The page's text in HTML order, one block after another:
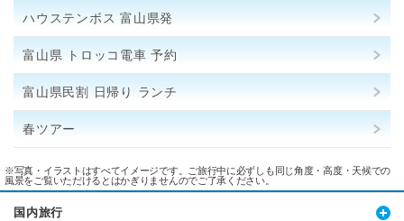
ハウステンボス 富山県発
富山県 トロッコ電車 予約
富山県民割 日帰り ランチ
春ツアー
※写真・イラストはすべてイメージです。ご旅行中に必ずしも同じ角度・高度・天候での
風景をご覧いただけるとはかぎりませんのでご了承ください。
国内旅行